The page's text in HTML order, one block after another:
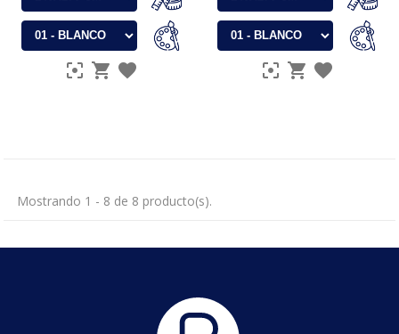
Mostrando 1 - 8 de 8 producto(s).